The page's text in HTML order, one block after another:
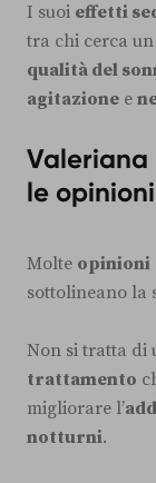
I suoi effetti
tra chi cerca un
qualità del
agitazione e
Valeriana
le opinioni
Molte opinioni
sottolineano la
Non si tratta di
trattamento
migliorare l’
notturni.